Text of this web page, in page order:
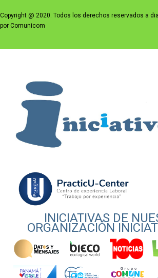
Copyright @ 2020. Todos los derechos reservados a
por Comunicom
INICIATIVAS DE
ORGANIZACIÓN